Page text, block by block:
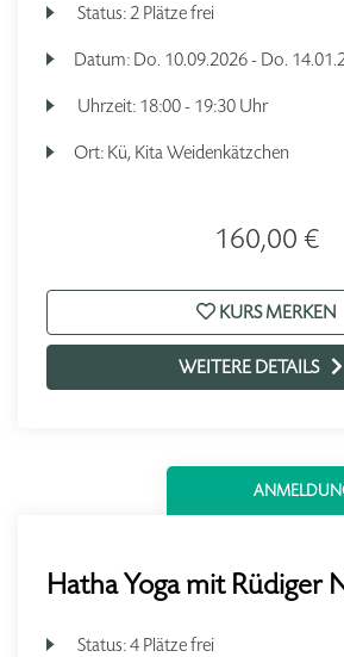
Status:2 Plätze frei
Datum: Do. 10.09.2026 - Do.
Uhrzeit: 18:00 - 19:30 Uhr
Ort: Kü, Kita Weidenkätzchen
160,00 €
KURS MERKEN
WEITERE DETAILS
Hatha Yoga mit Rüdiger
Status:4 Plätze frei